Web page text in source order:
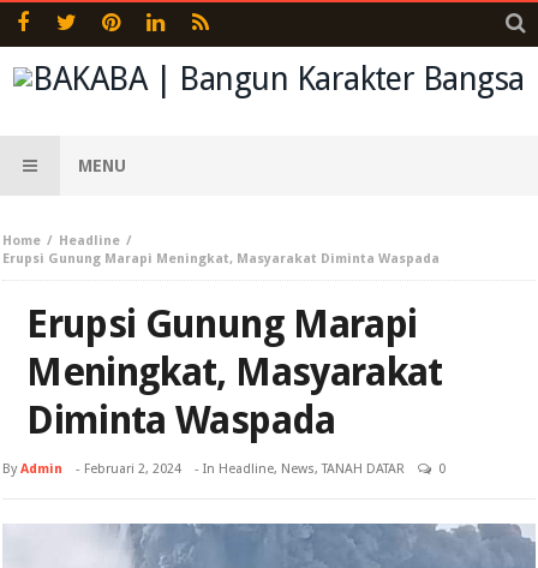
MENU
Home
Headline
Erupsi Gunung Marapi Meningkat, Masyarakat Diminta Waspada
Erupsi Gunung Marapi
Meningkat, Masyarakat
Diminta Waspada
ByAdmin - Februari 2, 2024 - In Headline, News,TANAH DATAR 0